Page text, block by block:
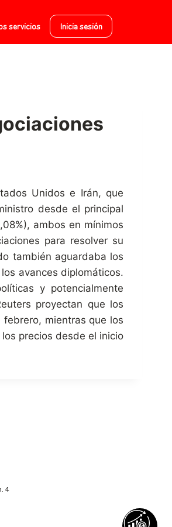
servicios Inicia sesión
Unidos e Irán, que
desde el principal
ambos en mínimos
para resolver su
también aguardaba los
avances diplomáticos.
y potencialmente
proyectan que los
mientras que los
precios desde el inicio
4